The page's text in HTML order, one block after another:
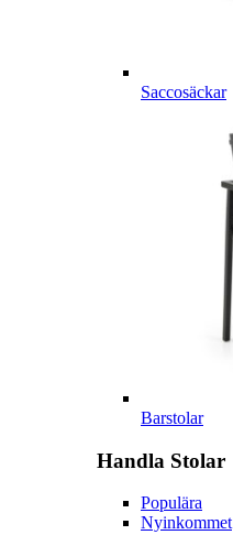
Saccosäckar
Barstolar
Handla Stolar
Populära
Nyinkommet